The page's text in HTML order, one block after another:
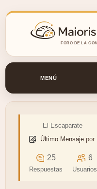
contenido
El Escaparate
Último Mensaje por
25
Respuestas
6
Usuarios